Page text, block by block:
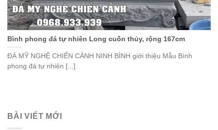
Bình phong đá tự nhiên Long cuốn thủy, rộng 167cm
ĐÁ MỸ NGHỆ CHIẾN CẢNH NINH BÌNH giới thiệu Mẫu Bình
phong đá tự nhiên [...]
BÀI VIẾT MỚI